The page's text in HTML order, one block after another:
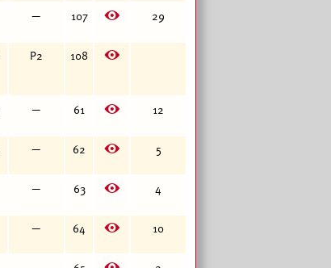
— 107 E 29
Р2 108 E
— 61 E 12
— 62 E 5
— 63 E 4
— 64 E 10